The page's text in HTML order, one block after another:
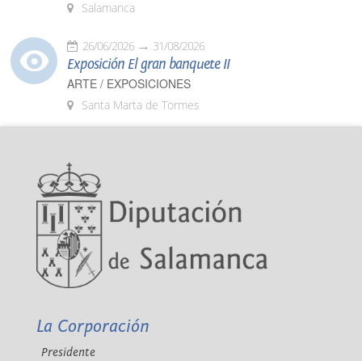
Salamanca
26/06/2026 31/08/2026
Exposición El gran banquete II
ARTE / EXPOSICIONES
Santa Marta de Tormes
La Corporación
Presidente